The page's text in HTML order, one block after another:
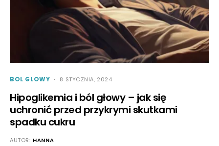
BOL GLOWY 8 STYCZNIA, 2024
Hipoglikemia i ból głowy – jak się
uchronić przed przykrymi skutkami
spadku cukru
AUTOR: HANNA